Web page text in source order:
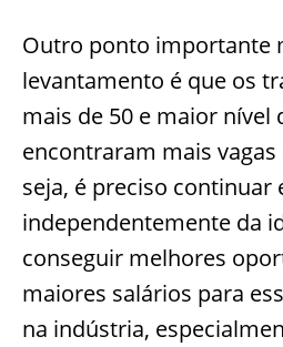
Outro ponto importante
levantamento é que os
mais de 50 e maior nível
encontraram mais
seja, é preciso continuar
independentemente da
conseguir melhores
maiores salários para
na indústria,